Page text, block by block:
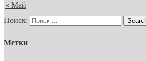
« Май
Поиск:
Метки